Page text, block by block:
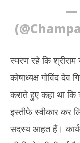
—
स्मरण रहे कि
कोषाध्यक्ष गोविंद देव
कराते हुए कहा था
इस्तीफे स्वीकार कर
सदस्य आहत हैं।